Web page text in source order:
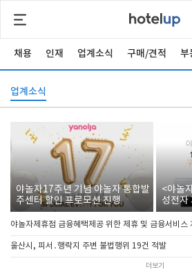
채용 인재 업계소식 구매/견적 부
업계소식
야놀자17주년 기념 야놀자 통합발
주센터 할인 프로모션 진행
<야놀
성전자
야놀자제휴점 금융혜택제공 위한 제휴 및 금융서비스
울산시, 피서․행락지 주변 불법행위 19건 적발
더보기